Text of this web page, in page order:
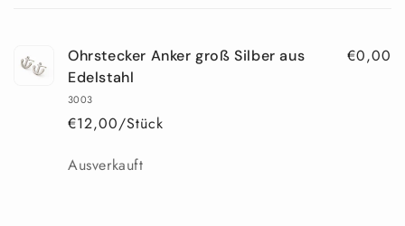
Ohrstecker Anker groß Silber aus
Edelstahl
3003
€12,00/Stück
€0,00
Anzahl
Ausverkauft